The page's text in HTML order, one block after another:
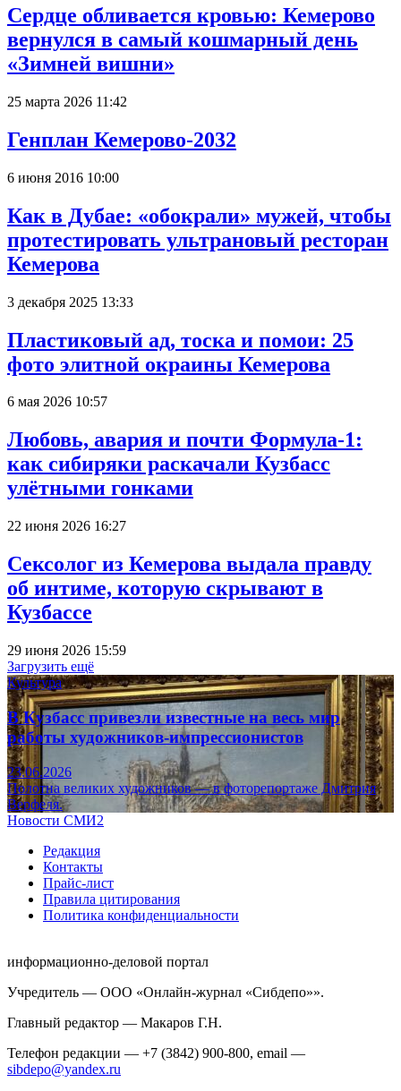
Сердце обливается кровью: Кемерово
вернулся в самый кошмарный день
«Зимней вишни»
25 марта 2026 11:42
Генплан Кемерово-2032
6 июня 2016 10:00
Как в Дубае: «обокрали» мужей, чтобы
протестировать ультрановый ресторан
Кемерова
3 декабря 2025 13:33
Пластиковый ад, тоска и помои: 25
фото элитной окраины Кемерова
6 мая 2026 10:57
Любовь, авария и почти Формула-1:
как сибиряки раскачали Кузбасс
улётными гонками
22 июня 2026 16:27
Сексолог из Кемерова выдала правду
об интиме, которую скрывают в
Кузбассе
29 июня 2026 15:59
Загрузить ещё
Культура
В Кузбасс привезли известные на весь мир
работы художников-импрессионистов
23.06.2026
Полотна великих художников — в фоторепортаже Дмитрия
Верфеля.
Новости СМИ2
Редакция
Контакты
Прайс-лист
Правила цитирования
Политика конфиденциальности
информационно-деловой портал
Учредитель — ООО «Онлайн-журнал «Сибдепо»».
Главный редактор — Макаров Г.Н.
Телефон редакции — +7 (3842) 900-800, email —
sibdepo@yandex.ru